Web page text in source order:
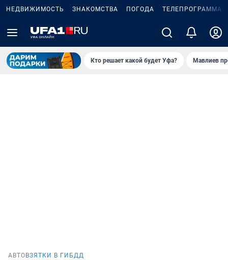
НЕДВИЖИМОСТЬ ЗНАКОМСТВА ПОГОДА ТЕЛЕПРОГРАММА
Кто решает какой будет Уфа? Мавлиев
АВТО ВЗЯТКИ В ГИБДД